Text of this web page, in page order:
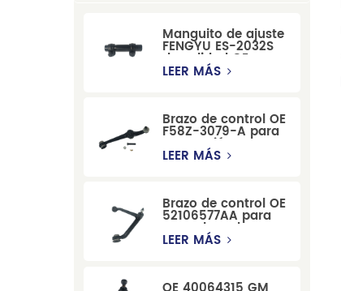
Manguito de ajuste
FENGYU ES-2032S
de calidad OE para
Mercury, Pontiac,
LEER MÁS
Brazo de control OE
F58Z-3079-A para
suspensión
delantera de Ford
LEER MÁS
Brazo de control OE
52106577AA para
reemplazo de
suspensión de
Durango
LEER MÁS